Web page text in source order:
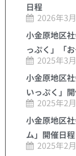
日程
2026年3
小金原地区
っぷく」「
2025年3
小金原地区
いっぷく」
2025年2
小金原地区
ム」開催日程
2025年2